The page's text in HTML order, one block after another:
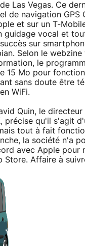
Las Vegas. Ce
de navigation GPS
et sur un T-
guidage vocal et
sur
Selon le webzine
le
15 Mo pour
sans doute être
WiFi.
Quin, le
précise qu'il s'agit
tout à fait
la société n'a
avec Apple pour
Store. Affaire à